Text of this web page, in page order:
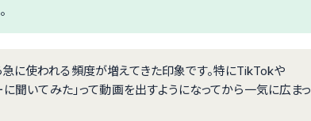
に使われる頻度が増えてきた印象です。特にTikTokや
聞いてみた」って動画を出すようになってから一気に広まっ